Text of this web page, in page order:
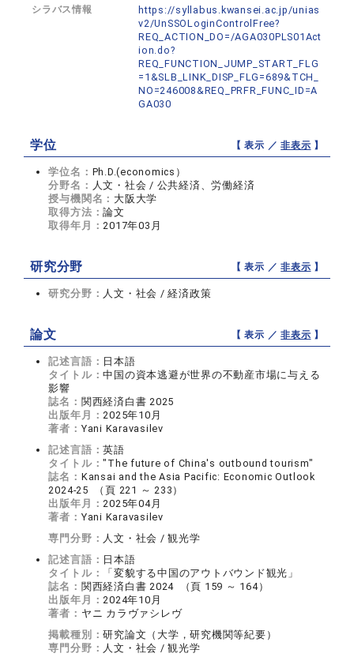
シラバス情報
https://syllabus.kwansei.ac.jp/unias
v2/UnSSOLoginControlFree?
REQ_ACTION_DO=/AGA030PLS01Act
ion.do?
REQ_FUNCTION_JUMP_START_FLG
=1&SLB_LINK_DISP_FLG=689&TCH_
NO=246008&REQ_PRFR_FUNC_ID=A
GA030
学位 【 表示 ／非表示 】
学位名： Ph.D.(economics）
分野名： 人文・社会 / 公共経済、労働経済
授与機関名： 大阪大学
取得方法：論文
取得年月：2017年03月
研究分野 【 表示 ／非表示 】
研究分野： 人文・社会 / 経済政策
論文 【 表示 ／非表示 】
記述言語： 日本語
タイトル：中国の資本逃避が世界の不動産市場に与える
影響
誌名： 関西経済白書 2025
出版年月：2025年10月
著者： Yani Karavasilev
記述言語：英語
タイトル："The future of China's outbound tourism"
誌名： Kansai and the Asia Pacific: Economic Outlook
2024-25 （頁 221 ～ 233）
出版年月：2025年04月
著者： Yani Karavasilev
専門分野： 人文・社会 / 観光学
記述言語： 日本語
タイトル：
「変貌する中国のアウトバウンド観光」
誌名： 関西経済白書 2024 （頁 159 ～ 164）
出版年月：2024年10月
著者： ヤニ カラヴァシレヴ
掲載種別：研究論文（大学，研究機関等紀要）
専門分野： 人文・社会 / 観光学